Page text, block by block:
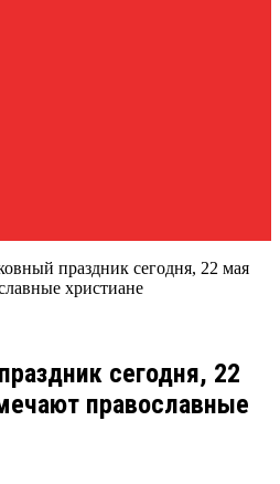
праздник сегодня, 22 мая
христиане
сегодня, 22
православные